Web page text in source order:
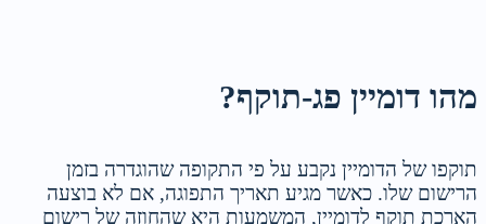
מהו דומיין פג-תוקף?
תוקפו של הדומיין נקבע על פי התקופה שהוגדרה בזמן
הרישום שלו. כאשר מגיע תאריך התפוגה, אם לא בוצעה
הארכת תוקף לדומיין, המשמעות היא שהחוזה של רישום